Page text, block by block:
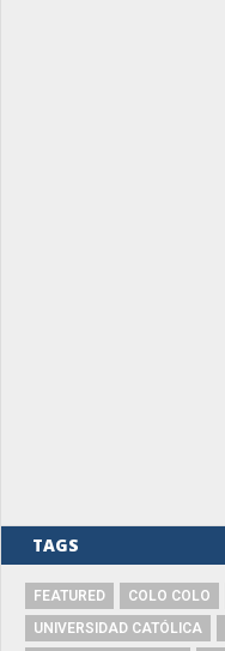
TAGS
FEATURED COLO COLO
UNIVERSIDAD CATÓLICA